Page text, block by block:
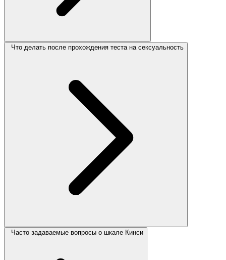
Что делать после прохождения теста на сексуальность
Часто задаваемые вопросы о шкале Кинси